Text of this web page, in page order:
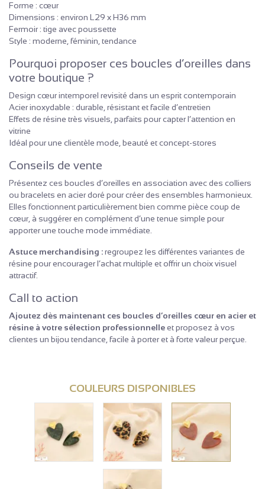
Forme : cœur
Dimensions : environ L29 x H36 mm
Fermoir : tige avec poussette
Style : moderne, féminin, tendance
Pourquoi proposer ces boucles d’oreilles dans
votre boutique ?
Design cœur intemporel revisité dans un esprit contemporain
Acier inoxydable : durable, résistant et facile d’entretien
Effets de résine très visuels, parfaits pour capter l’attention en
vitrine
Idéal pour une clientèle mode, beauté et concept-stores
Conseils de vente
Présentez ces boucles d’oreilles en association avec des colliers
ou bracelets en acier doré pour créer des ensembles harmonieux.
Elles fonctionnent particulièrement bien comme pièce coup de
cœur, à suggérer en complément d’une tenue simple pour
apporter une touche mode immédiate.
Astuce merchandising :regroupez les différentes variantes de
résine pour encourager l’achat multiple et offrir un choix visuel
attractif.
Call to action
Ajoutez dès maintenant ces boucles d’oreilles cœur en acier et
résine à votre sélection professionnelleet proposez à vos
clientes un bijou tendance, facile à porter et à forte valeur perçue.
COULEURS DISPONIBLES